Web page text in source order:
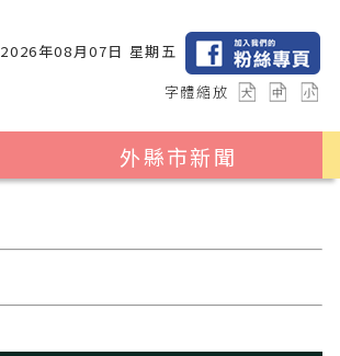
2026年08月07日 星期五
字體縮放
外縣市新聞
2024暑期夏令營專區